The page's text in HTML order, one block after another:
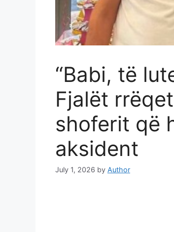
“Babi, të
Fjalët
shoferit që
aksident
July 1, 2026 by Author